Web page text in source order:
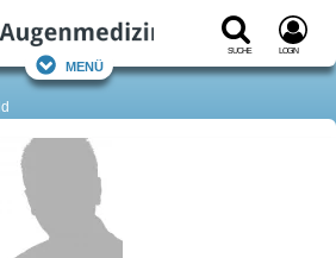
Suche Login
Menü